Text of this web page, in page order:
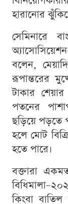
হারানোর
সেমিনারে
বলেন,
রূপান্তরের
টাকার
পতনের
ছড়িয়ে পড়তে
হলে মোট
হতে পারে।
বক্তারা
কিংবা বাতিল